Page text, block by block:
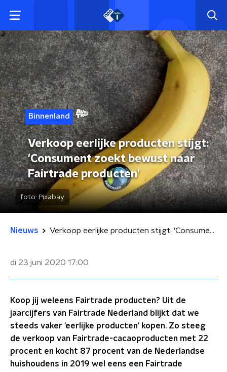
Binnenland
Verkoop eerlijke producten stijgt:
'Consument zoekt bewust naar
Fairtrade producten'
foto: Pixabay
Nieuws Verkoop eerlijke producten stijgt: 'Consument zoekt bewust naar Fairtrade producten'
di 23 juni 2020 17:00
Koop jij weleens Fairtrade producten? Uit de
jaarcijfers van Fairtrade Nederland blijkt dat we
steeds vaker 'eerlijke producten' kopen. Zo steeg
de verkoop van Fairtrade-cacaoproducten met 22
procent en kocht 87 procent van de Nederlandse
huishoudens in 2019 wel eens een Fairtrade